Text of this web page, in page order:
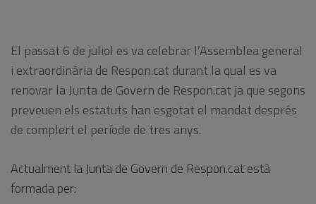
El passat 6 de juliol es va celebrar l’Assemblea general
i extraordinària de Respon.cat durant la qual es va
renovar la Junta de Govern de Respon.cat ja que segons
preveuen els estatuts han esgotat el mandat després
de complert el període de tres anys.
Actualment la Junta de Govern de Respon.cat està
formada per: